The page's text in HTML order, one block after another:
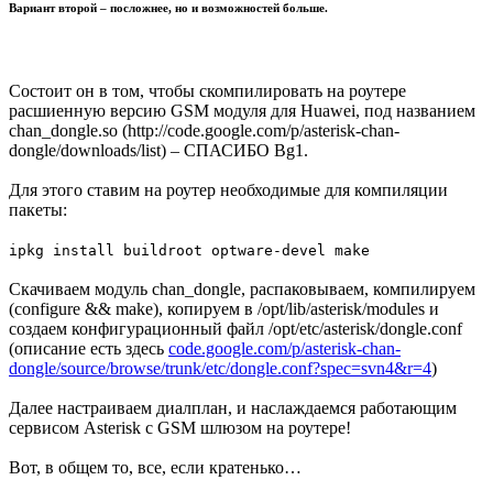
Вариант второй – посложнее, но и возможностей больше.
Состоит он в том, чтобы скомпилировать на роутере
расшиенную версию GSM модуля для Huawei, под названием
chan_dongle.so (http://code.google.com/p/asterisk-chan-
dongle/downloads/list) – СПАСИБО Bg1.
Для этого ставим на роутер необходимые для компиляции
пакеты:
ipkg install buildroot optware-devel make
Скачиваем модуль chan_dongle, распаковываем, компилируем
(configure && make), копируем в /opt/lib/asterisk/modules и
создаем конфигурационный файл /opt/etc/asterisk/dongle.conf
(описание есть здесь code.google.com/p/asterisk-chan-
dongle/source/browse/trunk/etc/dongle.conf?spec=svn4&r=4)
Далее настраиваем диалплан, и наслаждаемся работающим
сервисом Asterisk с GSM шлюзом на роутере!
Вот, в общем то, все, если кратенько…